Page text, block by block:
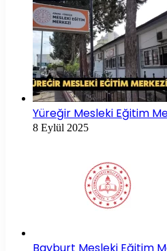
Yüreğir Mesleki Eğitim
8 Eylül 2025
Bayburt Mesleki Eğitim